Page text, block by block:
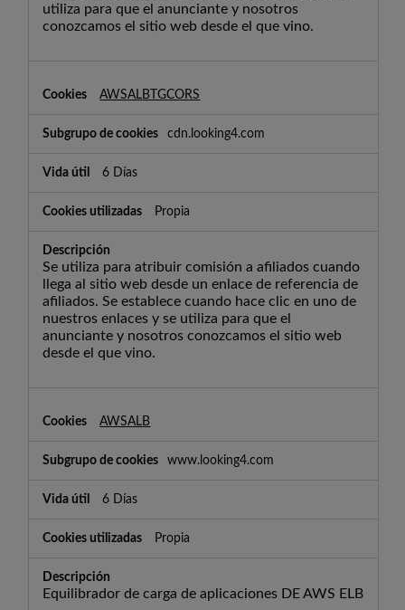
utiliza para que el anunciante y nosotros
conozcamos el sitio web desde el que vino.
AWSALBTGCORS
cdn.looking4.com
6 Días
Propia
Se utiliza para atribuir comisión a afiliados cuando
llega al sitio web desde un enlace de referencia de
afiliados. Se establece cuando hace clic en uno de
nuestros enlaces y se utiliza para que el
anunciante y nosotros conozcamos el sitio web
desde el que vino.
AWSALB
www.looking4.com
6 Días
Propia
Equilibrador de carga de aplicaciones DE AWS ELB